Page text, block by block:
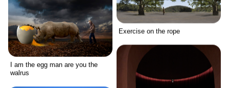
Exercise on the rope
I am the egg man are you the
walrus